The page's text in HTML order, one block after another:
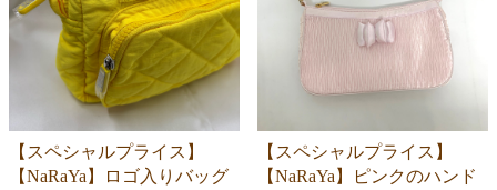
【スペシャルプライス】
【NaRaYa】ロゴ入りバッグ
【スペシャルプライス】
【NaRaYa】ピンクのハンド